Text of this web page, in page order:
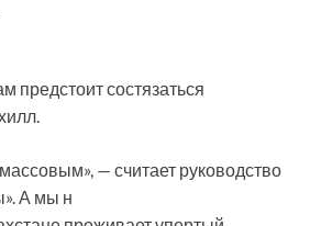
предстоит состязаться
— считает руководство
А мы н